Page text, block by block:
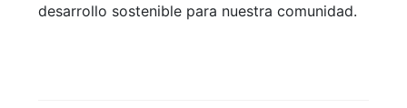
desarrollo sostenible para nuestra comunidad.